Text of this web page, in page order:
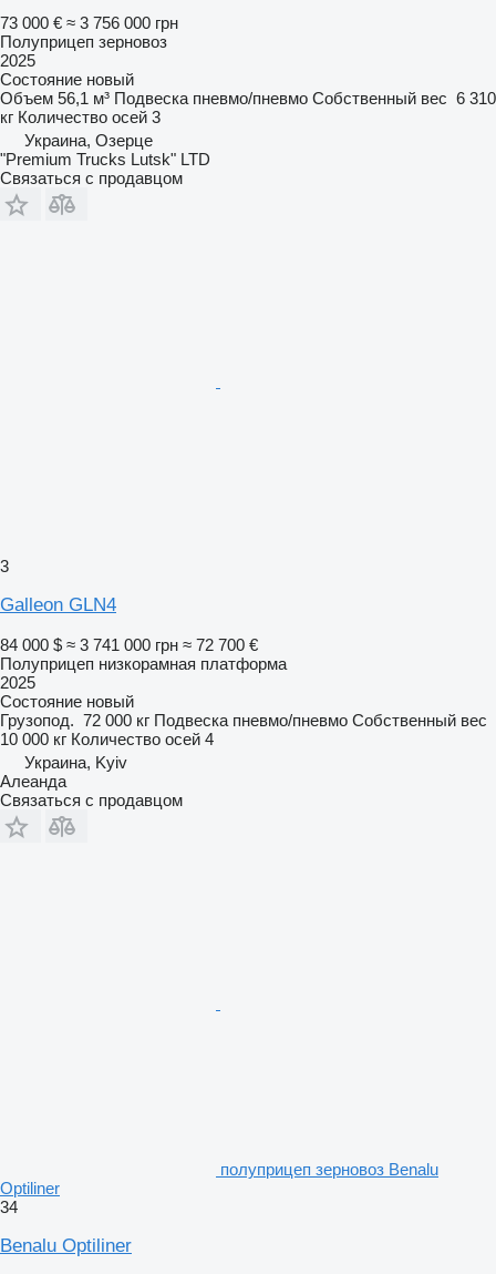
73 000 € ≈ 3 756 000 грн
Полуприцеп зерновоз
2025
Состояние новый
Объем 56,1 м³ Подвеска пневмо/пневмо Собственный вес 6 310
кг Количество осей 3
Украина, Озерце
"Premium Trucks Lutsk" LTD
Связаться с продавцом
3
Galleon GLN4
84 000 $ ≈ 3 741 000 грн ≈ 72 700 €
Полуприцеп низкорамная платформа
2025
Состояние новый
Грузопод. 72 000 кг Подвеска пневмо/пневмо Собственный вес
10 000 кг Количество осей 4
Украина, Kyiv
Алеанда
Связаться с продавцом
полуприцеп зерновоз Benalu
Optiliner
34
Benalu Optiliner